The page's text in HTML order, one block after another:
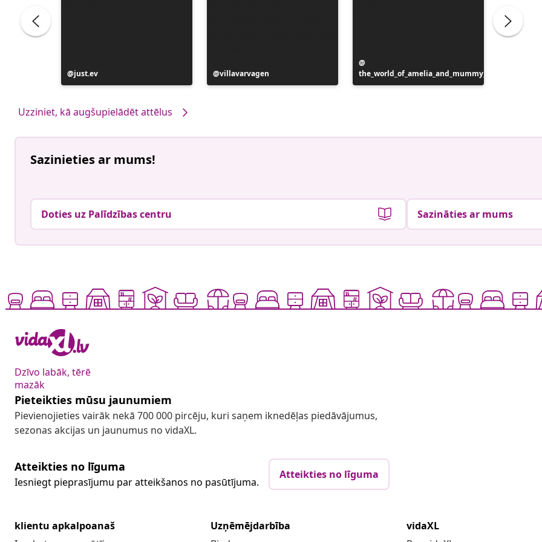
Ierakstu
publicējis
just.ev
Ierakstu
publicējis
villavarvagen
publicējis
the_world_of_amelia_and_mummy_
Uzziniet, kā augšupielādēt attēlus
Sazinieties ar mums!
Doties uz Palīdzības centru Sazināties ar mums
Dzīvo labāk, tērē
mazāk
Pieteikties mūsu jaunumiem
Pievienojieties vairāk nekā 700 000 pircēju, kuri saņem iknedēļas piedāvājumus,
sezonas akcijas un jaunumus no vidaXL.
Atteikties no līguma
Iesniegt pieprasījumu par atteikšanos no pasūtījuma.
Atteikties no līguma
klientu apkalpoanaš
Uzņēmējdarbība
vidaXL